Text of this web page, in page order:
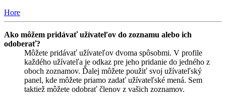
Hore
Ako môžem pridávať užívateľov do zoznamu alebo ich
odoberať?
Môžete pridávať užívateľov dvoma spôsobmi. V profile
každého užívateľa je odkaz pre jeho pridanie do jedného z
oboch zoznamov. Ďalej môžete použiť svoj užívateľský
panel, kde môžete priamo zadať užívateľské mená. Sem
taktiež môžete odobrať členov z vašich zoznamov.